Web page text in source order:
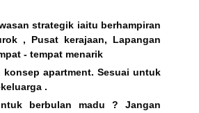
strategik iaitu berhampiran
, Pusat kerajaan, Lapangan
- tempat menarik
konsep apartment. Sesuai untuk
.
berbulan madu ? Jangan